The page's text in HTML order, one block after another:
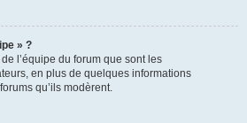
» ?
l’équipe du forum que sont les
en plus de quelques informations
qu’ils modèrent.